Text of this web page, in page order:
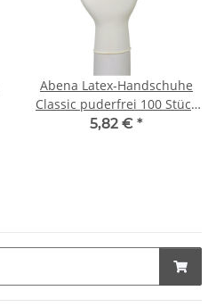
Abena Latex-Handschuhe
Classic puderfrei 100 Stück
Gr. M
5,82 € *